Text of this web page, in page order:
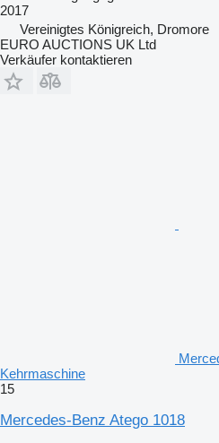
2017
Vereinigtes Königreich, Dromore
EURO AUCTIONS UK Ltd
Verkäufer kontaktieren
Kehrmaschine
15
Mercedes-Benz Atego 1018